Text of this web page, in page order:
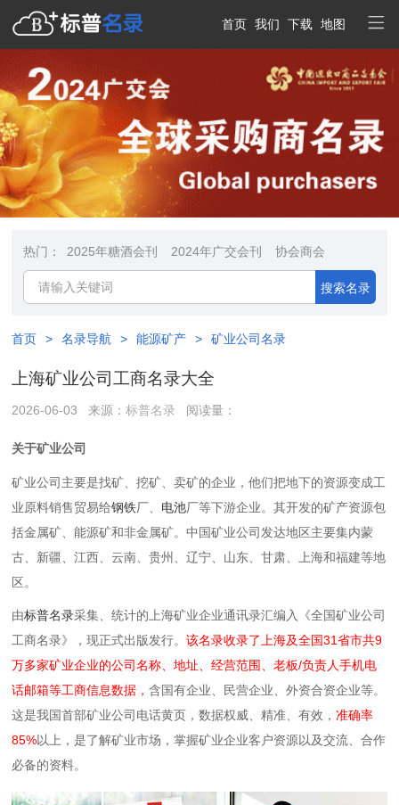
首页 我们 下载 地图
热门： 2025年糖酒会刊 2024年广交会刊 协会商会
搜索名录
首页 > 名录导航 > 能源矿产 > 矿业公司名录
上海矿业公司工商名录大全
2026-06-03 来源：标普名录 阅读量：
关于矿业公司
矿业公司主要是‌找矿、挖矿、卖矿‌的企业，他们把地下的资源变成工
业原料销售贸易给钢铁厂、 电池厂等下游企业。其开发的矿产资源包
括金属矿、能源矿‌和非金属矿。中国矿业公司发达地区主要集内蒙
古、新疆、江西、云南、贵州、辽宁、山东、甘肃、上海和福建等地
区。‌‌
由标普名录采集、统计的上海矿业企业通讯录汇编入《全国矿业公司
工商名录》，现正式出版发行。该名录收录了上海及全国31省市共9
万多家矿业企业的公司名称、地址、经营范围、老板/负责人手机电
话邮箱等工商信息数据，含国有企业、民营企业、外资合资企业等。
这是我国首部矿业公司电话黄页，数据权威、精准、有效，准确率
85%以上，是了解矿业市场，掌握矿业企业客户资源以及交流、合作
必备的资料。